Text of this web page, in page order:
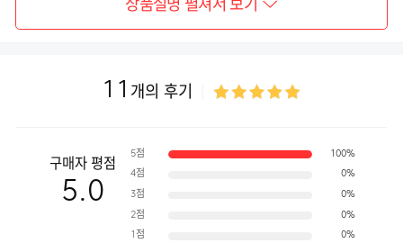
상품설명 펼쳐서 보기
11 개의 후기
구매자 평점
5.0
5점 100%
4점 0%
3점 0%
2점 0%
1점 0%